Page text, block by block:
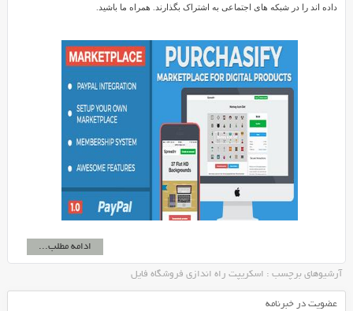
داده اند را در شبکه های اجتماعی به اشتراک بگذارند. همراه ما باشید.
ادامه مطلب...
آرشیوهای برچسب : اسکریپت راه اندازی فروشگاه فایل
عضویت در خبرنامه